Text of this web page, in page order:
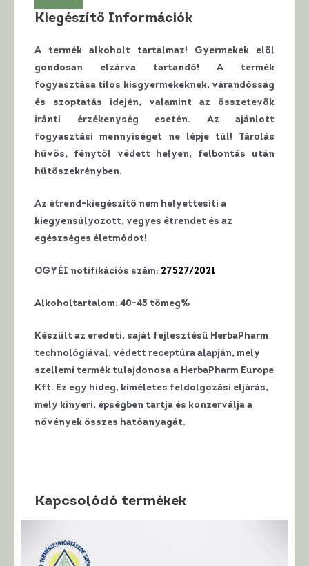
Kiegészítő Információk
A termék alkoholt tartalmaz! Gyermekek elől
gondosan elzárva tartandó! A termék
fogyasztása tilos kisgyermekeknek, várandósság
és szoptatás idején, valamint az összetevők
iránti érzékenység esetén. Az ajánlott
fogyasztási mennyiséget ne lépje túl! Tárolás
hűvös, fénytől védett helyen, felbontás után
hűtőszekrényben.
Az étrend-kiegészítő nem helyettesíti a
kiegyensúlyozott, vegyes étrendet és az
egészséges életmódot!
OGYÉI notifikációs szám: 27527/2021
Alkoholtartalom: 40-45 tömeg%
Készült az eredeti, saját fejlesztésű HerbaPharm
technológiával, védett receptúra alapján, mely
szellemi termék tulajdonosa a HerbaPharm Europe
Kft. Ez egy hideg, kíméletes feldolgozási eljárás,
mely kinyeri, épségben tartja és konzerválja a
növények összes hatóanyagát.
Kapcsolódó termékek